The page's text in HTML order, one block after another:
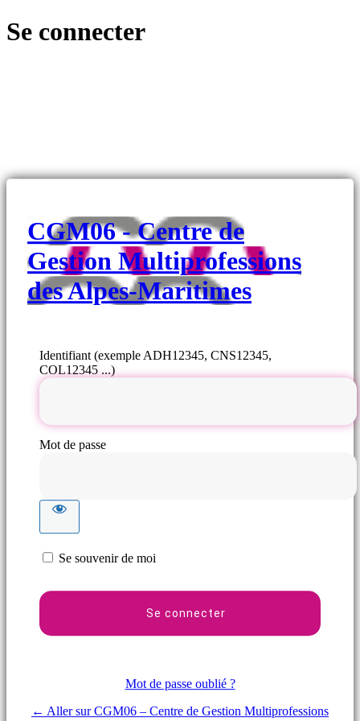
Se connecter
CGM06 - Centre de
Gestion Multiprofessions
des Alpes-Maritimes
Identifiant (exemple ADH12345, CNS12345,
COL12345 ...)
Mot de passe
Se souvenir de moi
Mot de passe oublié ?
← Aller sur CGM06 – Centre de Gestion Multiprofessions